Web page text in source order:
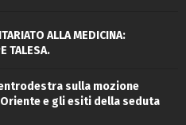
ALLA MEDICINA:
TALESA.
sulla mozione
e gli esiti della seduta